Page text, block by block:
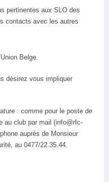
pertinentes aux SLO des
contacts avec les autres
Belge.
désirez vous impliquer
: comme pour le poste de
au club par mail (info@rfc-
auprès de Monsieur
au 0477/22.35.44.